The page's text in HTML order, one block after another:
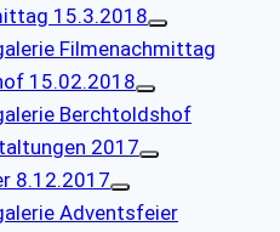
15.3.2018
Filmenachmittag
15.02.2018
Berchtoldshof
2017
8.12.2017
Adventsfeier